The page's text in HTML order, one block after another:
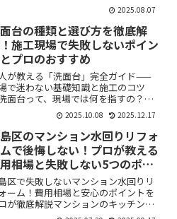
を検討しているけれど、何から始めれ
いいのかわからない」「費用や手続き
安がある」「スケジュールやレイア
の決め方を知りたい」...
2025.08.07
台の種類と選び方を徹底解
施工現場で失敗しないポイン
プロのおすすめ
が教える「洗面台」完全ガイド——
で迷わない基礎知識と施工のコツ
洗面台って、現場では何を指すの？ど
を選べば失敗しない？」そんな疑問
、内装施工の現場で日常的にやり取り
いるプロの視点でやさしくお答えし
。この記事では、現場ワー...
2025.10.08 2025.12.17
区のマンション水回りリフォ
で後悔しない！プロが教える
相場と失敗しない5つのポイ
区で失敗しないマンション水回りリ
ーム！費用相場と安心のポイントを
が徹底解説マンションのキッチンや
室、トイレ、洗面所など水回りリフォ